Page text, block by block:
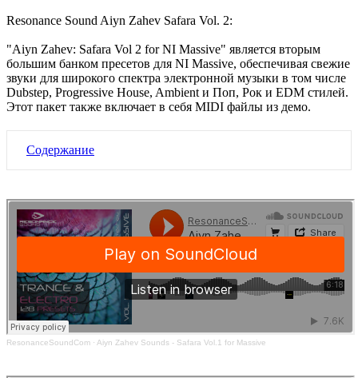
Resonance Sound Aiyn Zahev Safara Vol. 2:
"Aiyn Zahev: Safara Vol 2 for NI Massive" является вторым
большим банком пресетов для NI Massive, обеспечивая свежие
звуки для широкого спектра электронной музыки в том числе
Dubstep, Progressive House, Ambient и Поп, Рок и EDM стилей.
Этот пакет также включает в себя MIDI файлы из демо.
Содержание
ResonanceSoundCom · Aiyn Zahev Sounds - Safara Vol.1 for Massive